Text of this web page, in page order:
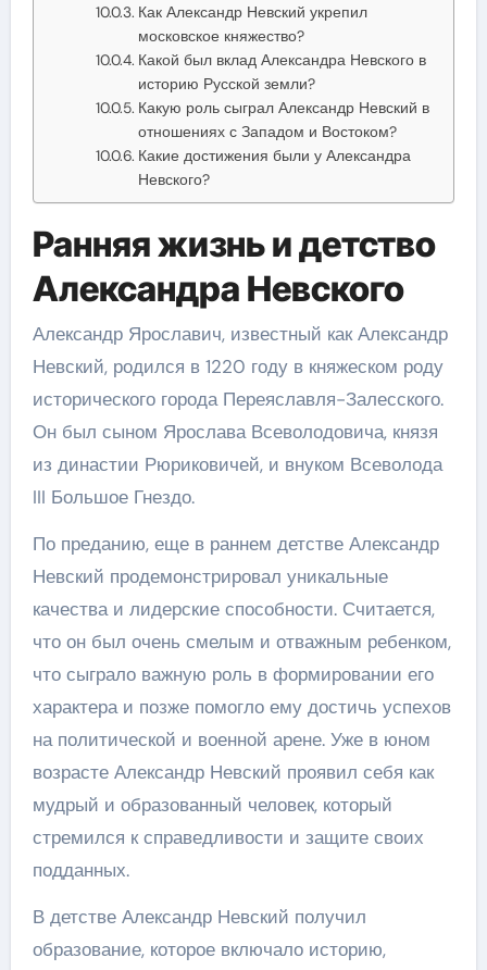
Как Александр Невский укрепил
московское княжество?
Какой был вклад Александра Невского в
историю Русской земли?
Какую роль сыграл Александр Невский в
отношениях с Западом и Востоком?
Какие достижения были у Александра
Невского?
Ранняя жизнь и детство
Александра Невского
Александр Ярославич, известный как Александр
Невский, родился в 1220 году в княжеском роду
исторического города Переяславля-Залесского.
Он был сыном Ярослава Всеволодовича, князя
из династии Рюриковичей, и внуком Всеволода
III Большое Гнездо.
По преданию, еще в раннем детстве Александр
Невский продемонстрировал уникальные
качества и лидерские способности. Считается,
что он был очень смелым и отважным ребенком,
что сыграло важную роль в формировании его
характера и позже помогло ему достичь успехов
на политической и военной арене. Уже в юном
возрасте Александр Невский проявил себя как
мудрый и образованный человек, который
стремился к справедливости и защите своих
подданных.
В детстве Александр Невский получил
образование, которое включало историю,